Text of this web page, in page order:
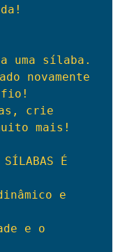
uma sílaba.
novamente
crie
mais!
SÍLABAS É
e
e o